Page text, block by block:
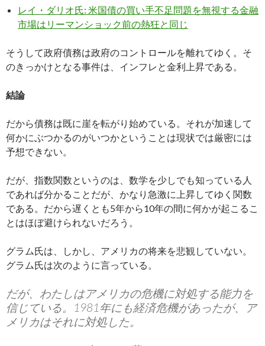
レイ・ダリオ氏: 米国債の買い手不足問題を無視する金融
市場はリーマンショック前の熱狂と同じ
そうして政府債務は政府のコントロールを離れてゆく。そ
のきっかけとなる事件は、インフレと金利上昇である。
結論
だから債務は既に崖を転がり始めている。それが加速して
何かにぶつかるのがいつかということは現状では厳密には
予想できない。
だが、指数関数というのは、数学を少しでも知っている人
であれば分かることだが、かなり急激に上昇してゆく関数
である。だから遅くとも5年から10年の間に何かが起こるこ
とはほぼ避けられないだろう。
グラム氏は、しかし、アメリカの将来を悲観していない。
グラム氏は次のように言っている。
だが、わたしはアメリカの危機に対処する能力を
信じている。1981年にも経済危機があったが、ア
メリカはそれに対処した。